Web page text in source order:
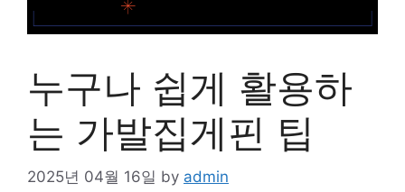
누구나 쉽게 활용하
는 가발집게핀 팁
2025년 04월 16일 by admin